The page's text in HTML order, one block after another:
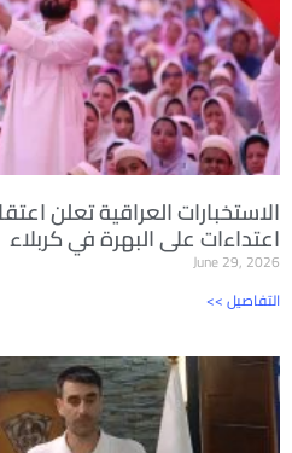
اعتداءات على البهرة في كربلاء
June 29, 2026
<< التفاصيل